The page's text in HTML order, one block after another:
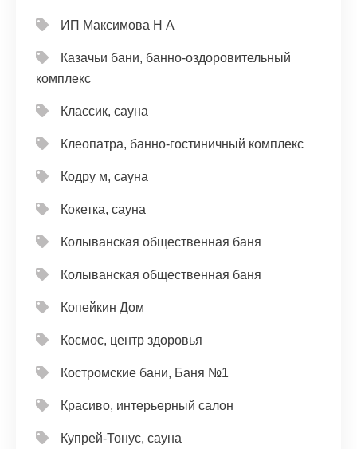
ИП Максимова Н А
Казачьи бани, банно-оздоровительный
комплекс
Классик, сауна
Клеопатра, банно-гостиничный комплекс
Кодру м, сауна
Кокетка, сауна
Колыванская общественная баня
Колыванская общественная баня
Копейкин Дом
Космос, центр здоровья
Костромские бани, Баня №1
Красиво, интерьерный салон
Купрей-Тонус, сауна